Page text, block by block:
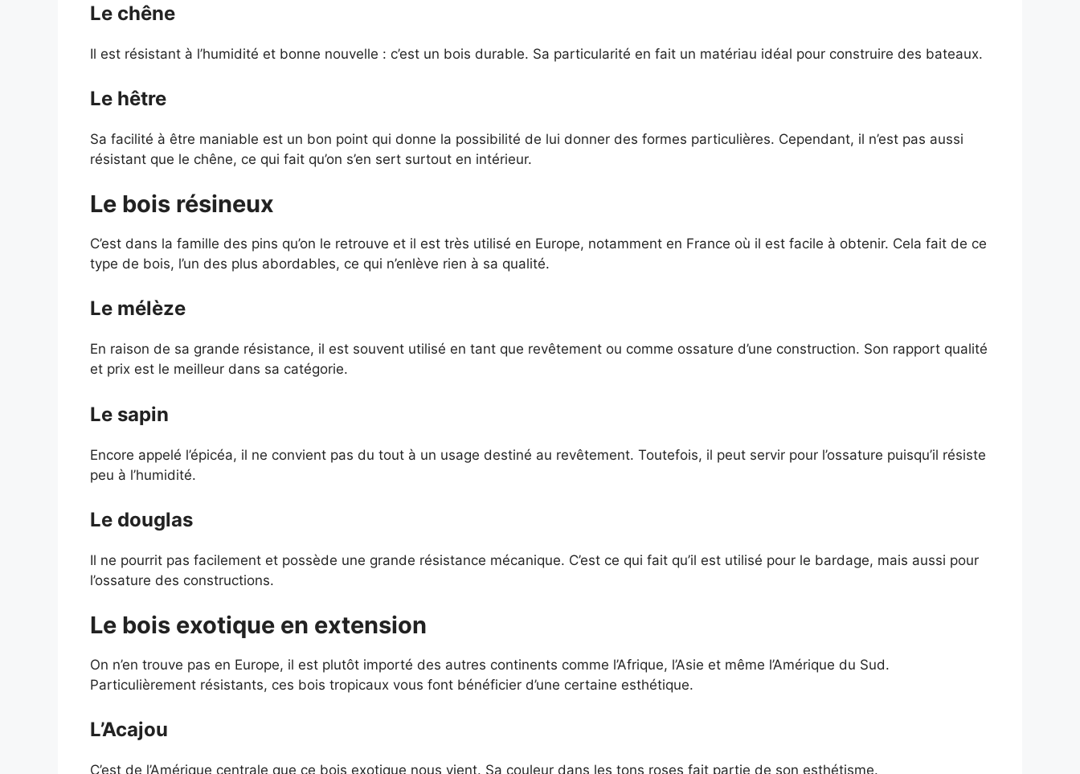
Le chêne
Il est résistant à l’humidité et bonne nouvelle : c’est un bois durable. Sa particularité en fait un matériau idéal pour construire des bateaux.
Le hêtre
Sa facilité à être maniable est un bon point qui donne la possibilité de lui donner des formes particulières. Cependant, il n’est pas aussi
résistant que le chêne, ce qui fait qu’on s’en sert surtout en intérieur.
Le bois résineux
C’est dans la famille des pins qu’on le retrouve et il est très utilisé en Europe, notamment en France où il est facile à obtenir. Cela fait de ce
type de bois, l’un des plus abordables, ce qui n’enlève rien à sa qualité.
Le mélèze
En raison de sa grande résistance, il est souvent utilisé en tant que revêtement ou comme ossature d’une construction. Son rapport qualité
et prix est le meilleur dans sa catégorie.
Le sapin
Encore appelé l’épicéa, il ne convient pas du tout à un usage destiné au revêtement. Toutefois, il peut servir pour l’ossature puisqu’il résiste
peu à l’humidité.
Le douglas
Il ne pourrit pas facilement et possède une grande résistance mécanique. C’est ce qui fait qu’il est utilisé pour le bardage, mais aussi pour
l’ossature des constructions.
Le bois exotique en extension
On n’en trouve pas en Europe, il est plutôt importé des autres continents comme l’Afrique, l’Asie et même l’Amérique du Sud.
Particulièrement résistants, ces bois tropicaux vous font bénéficier d’une certaine esthétique.
L’Acajou
C’est de l’Amérique centrale que ce bois exotique nous vient. Sa couleur dans les tons roses fait partie de son esthétisme.